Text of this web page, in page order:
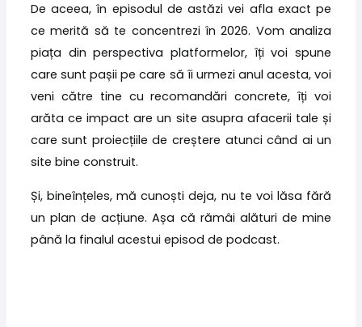
De aceea, în episodul de astăzi vei afla exact pe
ce merită să te concentrezi în 2026. Vom analiza
piața din perspectiva platformelor, îți voi spune
care sunt pașii pe care să îi urmezi anul acesta, voi
veni către tine cu recomandări concrete, îți voi
arăta ce impact are un site asupra afacerii tale și
care sunt proiecțiile de creștere atunci când ai un
site bine construit.
Și, bineînțeles, mă cunoști deja, nu te voi lăsa fără
un plan de acțiune. Așa că rămâi alături de mine
până la finalul acestui episod de podcast.